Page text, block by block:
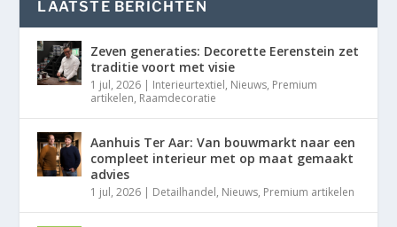
LAATSTE BERICHTEN
Zeven generaties: Decorette Eerenstein zet
traditie voort met visie
1 jul, 2026 | Interieurtextiel, Nieuws, Premium
artikelen, Raamdecoratie
Aanhuis Ter Aar: Van bouwmarkt naar een
compleet interieur met op maat gemaakt
advies
1 jul, 2026 | Detailhandel, Nieuws, Premium artikelen